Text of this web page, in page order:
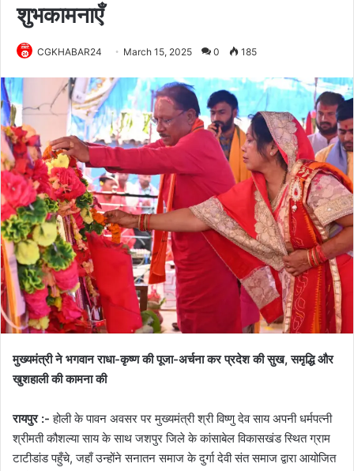
शुभकामनाएँ
CGKHABAR24 March 15, 2025 0 185
मुख्यमंत्री ने भगवान राधा-कृष्ण की पूजा-अर्चना कर प्रदेश की सुख, समृद्धि और
खुशहाली की कामना की
रायपुर :-होली के पावन अवसर पर मुख्यमंत्री श्री विष्णु देव साय अपनी धर्मपत्नी
श्रीमती कौशल्या साय के साथ जशपुर जिले के कांसाबेल विकासखंड स्थित ग्राम
टाटीडांड पहुँचे, जहाँ उन्होंने सनातन समाज के दुर्गा देवी संत समाज द्वारा आयोजित